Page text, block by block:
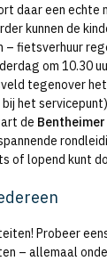
daar een echte
kunnen de
– fietsverhuur
om 10.30
tegenover
het
de
of lopend kunt
Probeer
– allemaal